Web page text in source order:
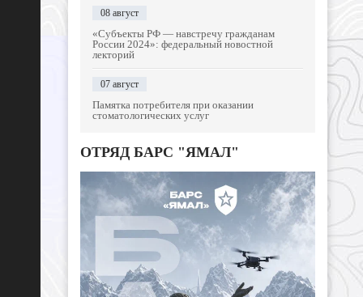
08 август
«Субъекты РФ — навстречу гражданам
России 2024»: федеральный новостной
лекторий
07 август
Памятка потребителя при оказании
стоматологических услуг
ОТРЯД БАРС "ЯМАЛ"